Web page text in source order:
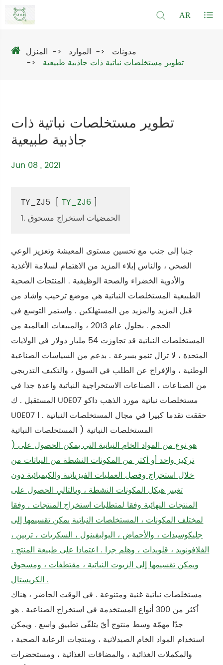
AR
المنزل الموارد
مدونات
تطوير مستخلصات نباتية ذات جاذبية طبيعية
تطوير مستخلصات نباتية ذات
جاذبية طبيعية
Jun 08 , 2021
TY_ZJ5 [ TY_ZJ6 ]
1. الحمضيات استخراج مسحوق
جنبا إلى جنب مع تحسين مستوى المعيشة وتعزيز الوعي
الصحي ، والناس إيلاء المزيد من الاهتمام لسلامة الأغذية
والأدوية الخضراء والصحة الوظيفية . المنتجات الصحية
الطبيعية المستخلصات النباتية هي موضع ترحيب واشاد من
قبل المزيد والمزيد من المستهلكين . واستمر التوسع في
الحجم . بحلول عام 2013 ، والمبيعات العالمية من
المستخلصات النباتية قد تجاوزت 54 مليار دولار في الولايات
المتحدة ، لا تزال تنمو بسرعة . بدعم من السياسات الصناعية
الوطنية ، والإفراج عن الطلب في السوق ، والتكيف التدريجي
من الصناعات ، الصناعات الاستخراجية النباتية واعدة جدا في
المستقبل . ك U0E07 مستخلصات نباتية مورد الذهب داكو
U0E07 حققت تقدما كبيرا في مجال المستخلصات النباتية . ا
المستخلصات النباتية ( المستخلصات النباتية
) هو نوع من المواد الخام النباتية التي يمكن الحصول على
تركيز واحد أو أكثر من المكونات النشطة من النباتات من
خلال استخراج وفصل العمليات الفيزيائية والكيميائية دون
تغيير هيكل المكونات النشطة ، وبالتالي الحصول على
المنتجات النهائية وفقا لمتطلبات استخراج المنتجات . وفقا
لمختلف المكونات ، المستخلصات النباتية يمكن تقسيمها إلى
جليكوسيدات ، والأحماض ، البوليفينول ، السكريات ، تربين ،
الفلافونويد ، قلويدات ، وهلم جرا . اعتمادا على طبيعة المنتج ،
ويمكن تقسيمها إلى الزيوت النباتية ، مقتطفات ، ومسحوق
الكريستال .
مستخلصات نباتية غنية ومتنوعة . في الوقت الحاضر ، هناك
أكثر من 300 أنواع المستخدمة في استخراج الصناعية . هو
جدّا مهمّة وسط منتوج أيّ يتلقّى تطبيق واسع . ويمكن
استخدام المواد الخام الصيدلانية ، ومنتجات الرعاية الصحية ،
والمكملات الغذائية ، والمضافات الغذائية ، ومستحضرات